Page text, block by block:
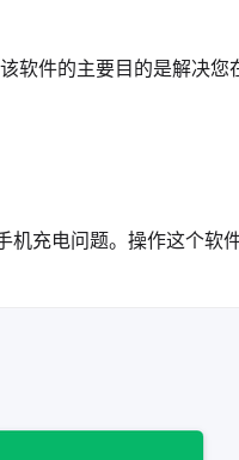
软件的主要目的是解决您
充电问题。操作这个软